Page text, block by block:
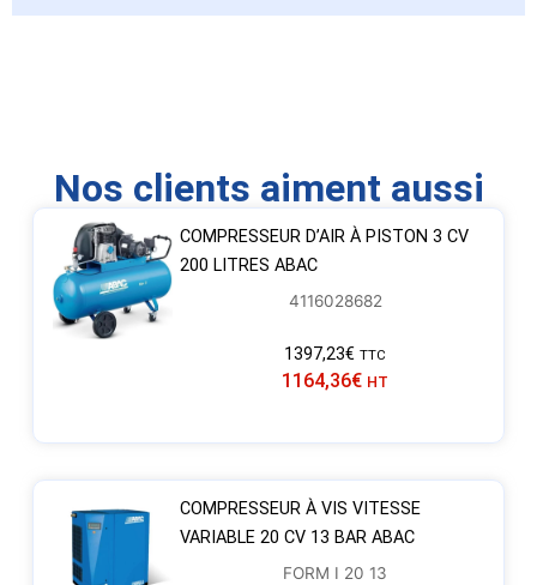
Nos clients aiment aussi
COMPRESSEUR D’AIR À PISTON 3 CV
200 LITRES ABAC
4116028682
1397,23€ TTC
1164,36€ HT
COMPRESSEUR À VIS VITESSE
VARIABLE 20 CV 13 BAR ABAC
FORM I 20 13